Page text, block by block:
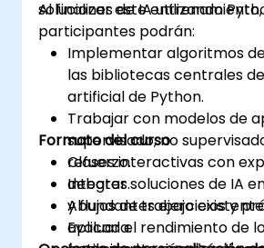
soluciones de IA utilizando
Al finalizar este
participantes podrán:
Implementar algoritmos
las bibliotecas centrales
artificial de Python.
Trabajar con modelos de
supervisado, no
refuerzo.
Integrar soluciones de IA
y flujos de trabajo
Evaluar el rendimiento de
Formato del curso
Clases interactivas con
debates.
Abundantes ejercicios y
aplicada.